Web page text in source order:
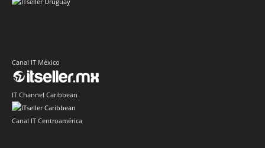
Canal IT México
IT Channel Caribbean
Canal IT Centroamérica